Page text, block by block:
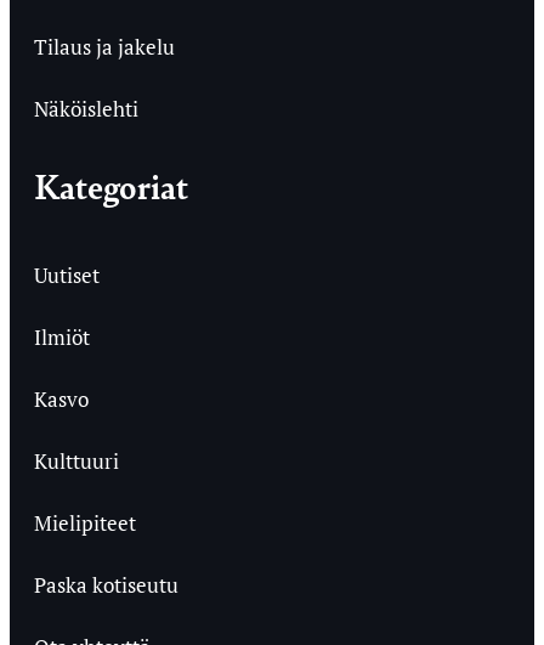
Tilaus ja jakelu
Näköislehti
Kategoriat
Uutiset
Ilmiöt
Kasvo
Kulttuuri
Mielipiteet
Paska kotiseutu